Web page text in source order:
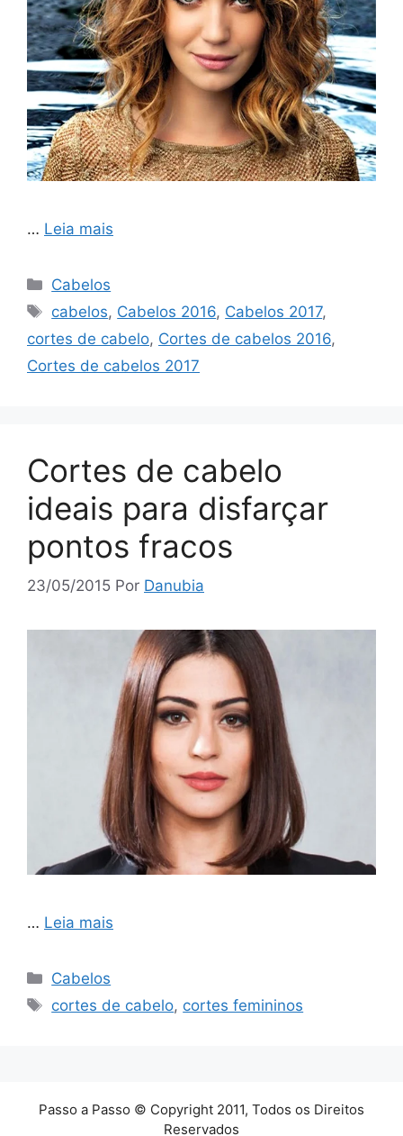
… Leia mais
Categorias
Cabelos
Tags
cabelos, Cabelos 2016, Cabelos 2017,
cortes de cabelo, Cortes de cabelos 2016,
Cortes de cabelos 2017
Cortes de cabelo
ideais para disfarçar
pontos fracos
23/05/2015 Por Danubia
… Leia mais
Categorias
Cabelos
Tags
cortes de cabelo, cortes femininos
Passo a Passo © Copyright 2011, Todos os Direitos
Reservados